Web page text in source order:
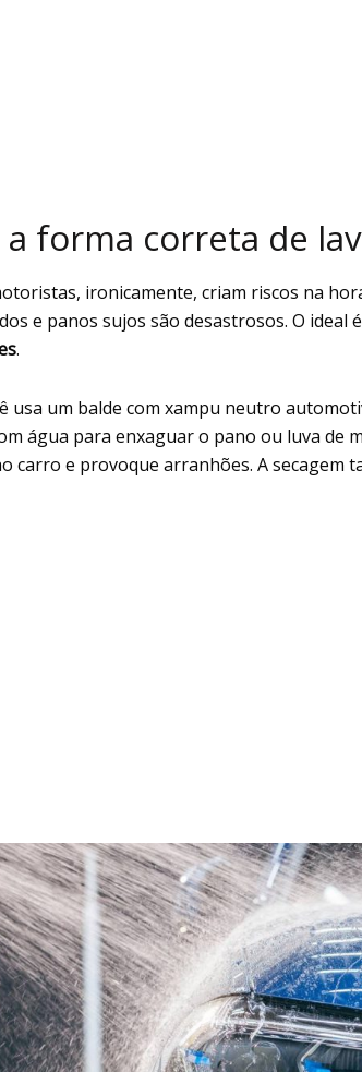
a forma correta de
ironicamente, criam riscos na
e panos sujos são desastrosos. O ideal
.
usa um balde com xampu neutro
água para enxaguar o pano ou luva de
carro e provoque arranhões. A secagem